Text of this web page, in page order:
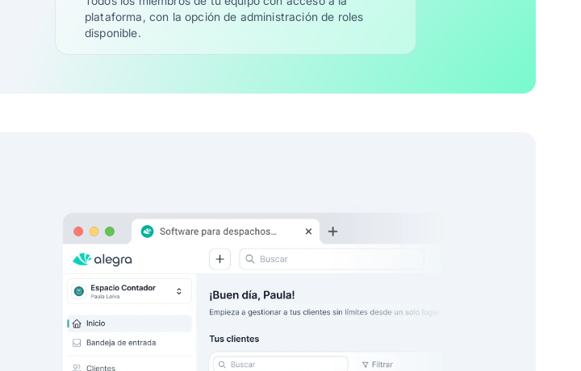
plataforma, con la opción de administración de roles
disponible.